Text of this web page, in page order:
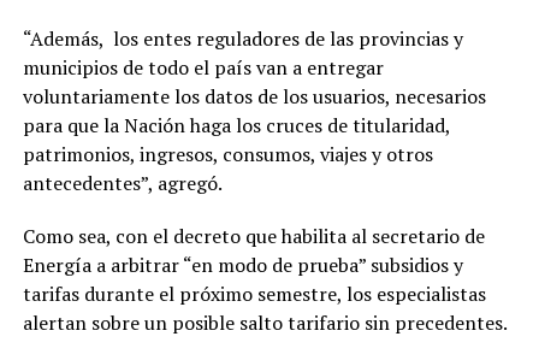
“Además, los entes reguladores de las provincias y
municipios de todo el país van a entregar
voluntariamente los datos de los usuarios, necesarios
para que la Nación haga los cruces de titularidad,
patrimonios, ingresos, consumos, viajes y otros
antecedentes”, agregó.
Como sea, con el decreto que habilita al secretario de
Energía a arbitrar “en modo de prueba” subsidios y
tarifas durante el próximo semestre, los especialistas
alertan sobre un posible salto tarifario sin precedentes.